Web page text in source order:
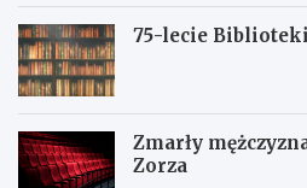
75-lecie
Zmarły
Zorza